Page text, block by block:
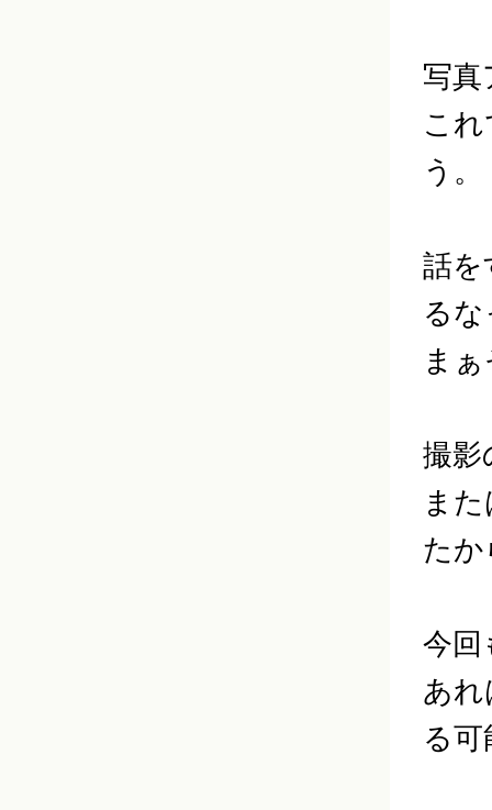
写真
こ
う。
話を
る
ま
撮影
ま
た
今回
あ
る